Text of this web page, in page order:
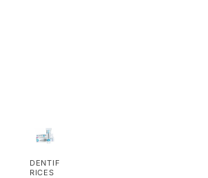
DENTIF
RICES